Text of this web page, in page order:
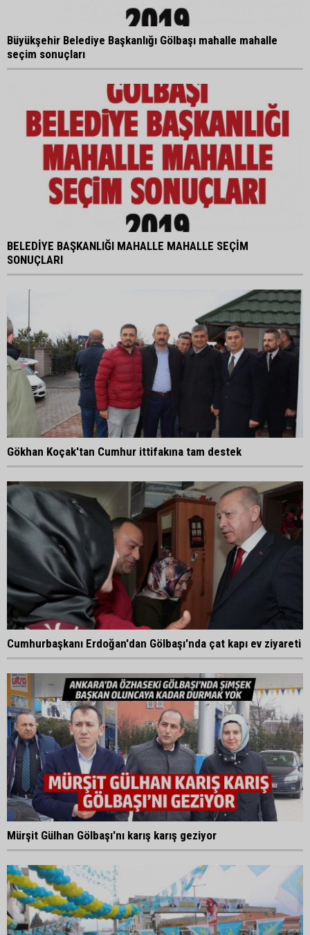
Büyükşehir Belediye Başkanlığı Gölbaşı mahalle mahalle
seçim sonuçları
BELEDİYE BAŞKANLIĞI MAHALLE MAHALLE SEÇİM
SONUÇLARI
Gökhan Koçak'tan Cumhur ittifakına tam destek
Cumhurbaşkanı Erdoğan'dan Gölbaşı'nda çat kapı ev ziyareti
Mürşit Gülhan Gölbaşı'nı karış karış geziyor